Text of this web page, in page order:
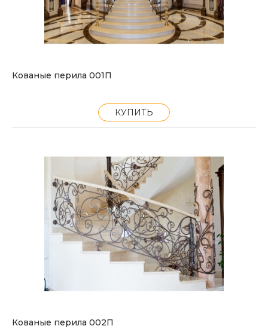
Кованые перила 001П
КУПИТЬ
Кованые перила 002П